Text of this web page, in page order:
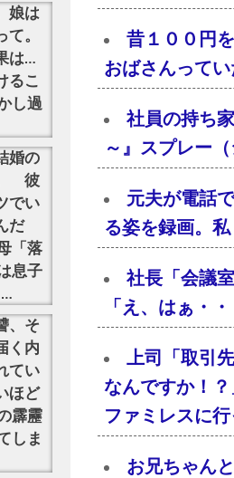
昔１００円
おばさんって
社員の持ち
～』スプレー
元夫が電話
る姿を録画
社長「会議
「え、はぁ・
上司「取引
なんですか！
ファミレスに行
お兄ちゃん
娘は
。
は…
るこ
し過
婚の
彼
でい
だ
「落
息子
、そ
く内
てい
ほど
霹靂
しま